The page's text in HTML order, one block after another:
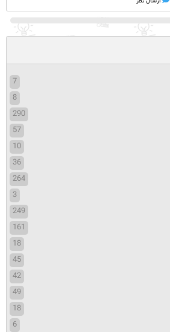
7
8
290
57
10
36
264
3
249
161
18
45
42
49
18
6